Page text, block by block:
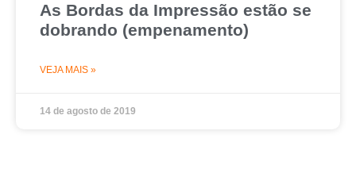
As Bordas da Impressão estão se
dobrando (empenamento)
VEJA MAIS »
14 de agosto de 2019